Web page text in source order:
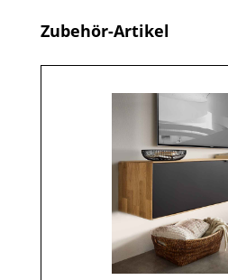
Produktgalerie überspringen
Zubehör-Artikel